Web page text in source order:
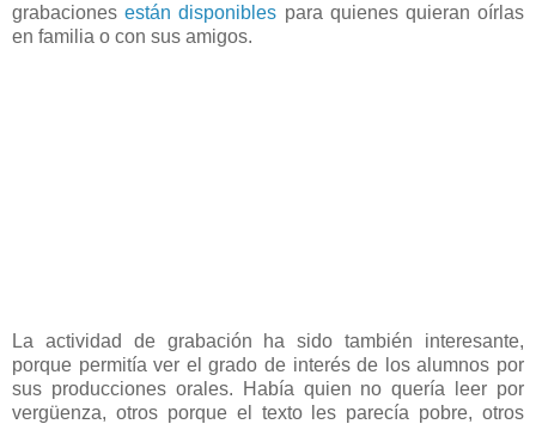
grabacionesestán disponibles para quienes quieran oírlas
en familia o con sus amigos.
La actividad de grabación ha sido también interesante,
porque permitía ver el grado de interés de los alumnos por
sus producciones orales. Había quien no quería leer por
vergüenza, otros porque el texto les parecía pobre, otros